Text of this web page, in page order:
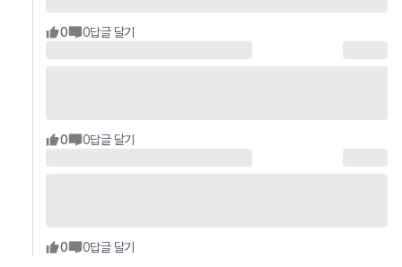
0 0답글 달기
0 0답글 달기
0 0답글 달기